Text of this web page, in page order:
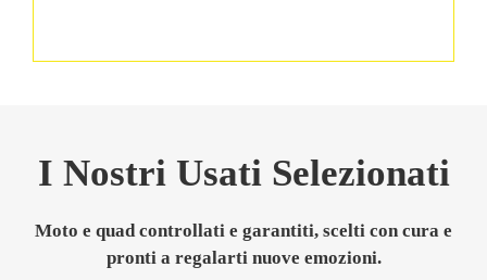
I Nostri Usati Selezionati
Moto e quad controllati e garantiti, scelti con cura e
pronti a regalarti nuove emozioni.